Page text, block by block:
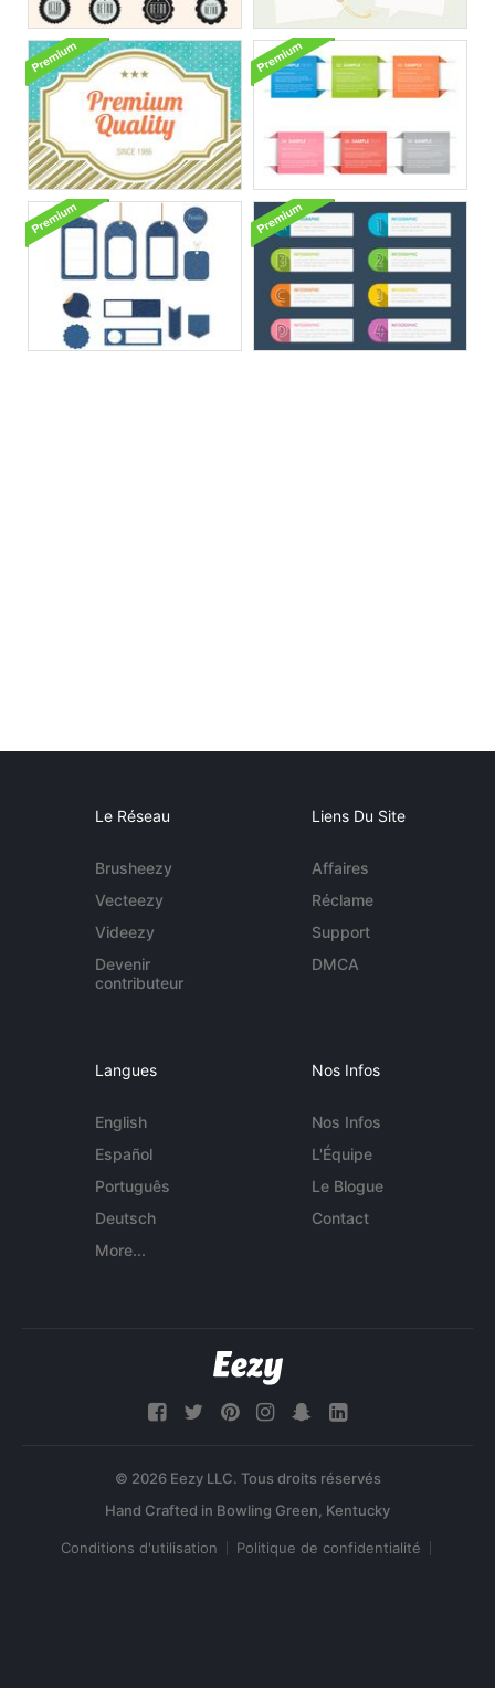
Le Réseau
Brusheezy
Vecteezy
Videezy
Devenir
contributeur
Liens Du Site
Affaires
Réclame
Support
DMCA
Langues
English
Español
Português
Deutsch
More...
Nos Infos
Nos Infos
L'Équipe
Le Blogue
Contact
© 2026 Eezy LLC. Tous droits réservés
Conditions d'utilisation Politique de confidentialité